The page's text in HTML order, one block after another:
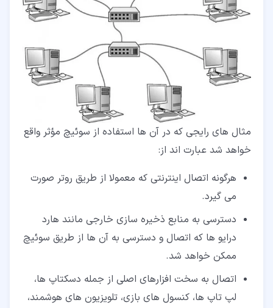
مثال های رایجی که در آن ها استفاده از سوئیچ مؤثر واقع
خواهد شد عبارت اند از:
هرگونه اتصال اینترنتی که معمولا از طریق روتر صورت
می گیرد.
دسترسی به منابع ذخیره سازی خارجی مانند هارد
درایو ها که اتصال و دسترسی به آن ها از طریق سوئیچ
ممکن خواهد شد.
اتصال به سخت افزارهای اصلی از جمله دسکتاپ ها،
لپ تاپ ها، کنسول های بازی، تلویزیون های هوشمند،